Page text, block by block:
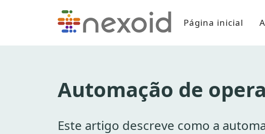
Página inicial
Automação de
Este artigo descreve como a